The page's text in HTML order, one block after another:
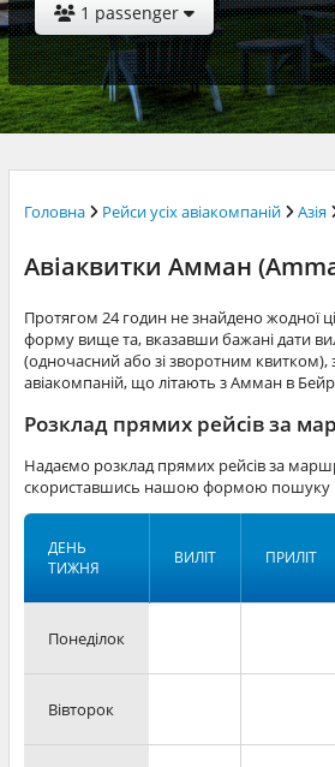
1 passenger
Головна Рейси усіх авіакомпаній Азія
Авіаквитки Амман
Протягом 24 годин не знайдено жодної
форму вище та, вказавши бажані дати
(одночасний або зі зворотним квитком),
авіакомпаній, що літають з Амман в
Розклад прямих рейсів за
Надаємо розклад прямих рейсів за
скориставшись нашою формою пошуку
ДЕНЬ
ТИЖНЯ
ВИЛІТ ПРИЛІТ
Понеділок
Вівторок